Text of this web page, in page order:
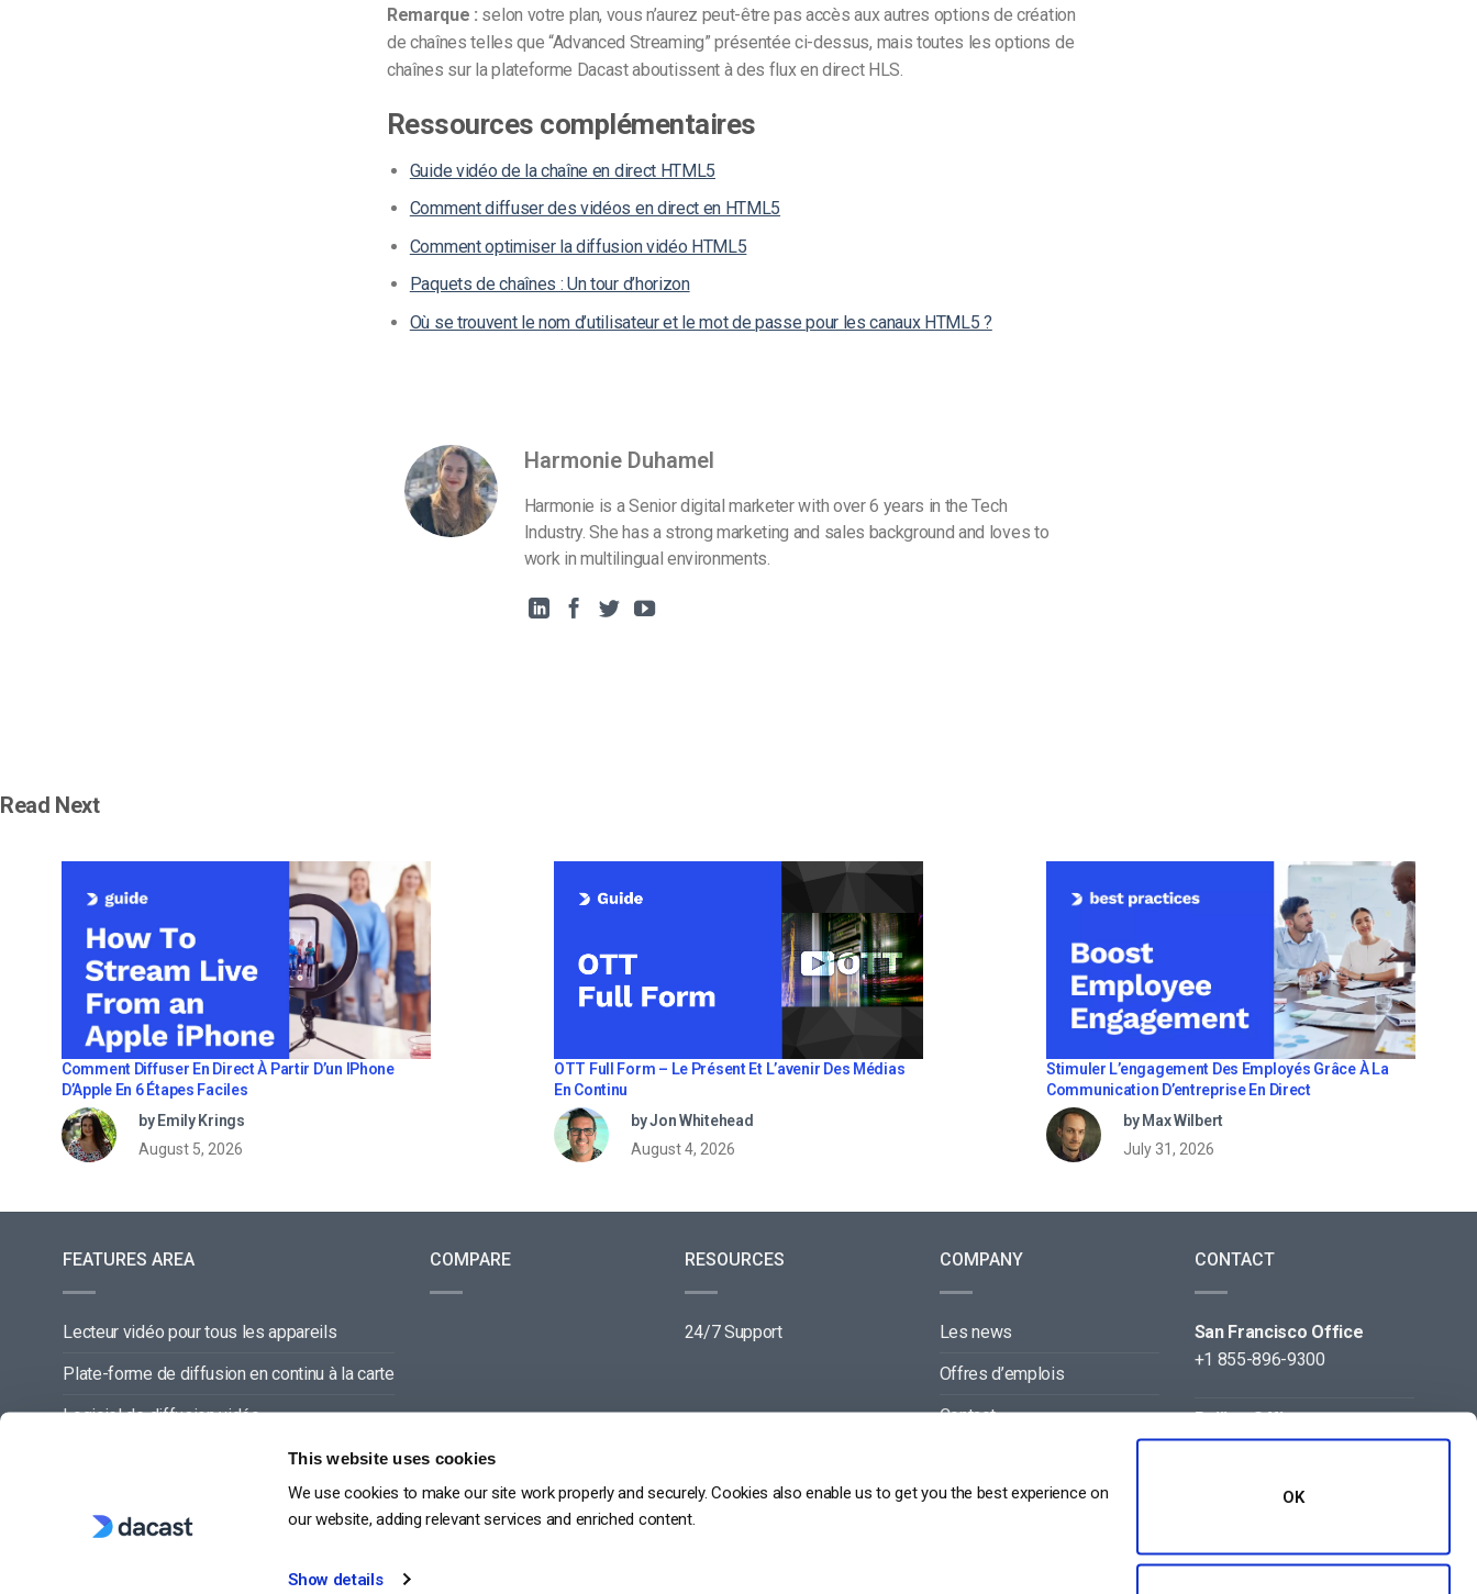
This website uses cookies
We use cookies to make our site work properly and securely. Cookies also enable us to get you the best experience on
our website, adding relevant services and enriched content.
Show details
OK
Remarque : selon votre plan, vous n’aurez peut-être pas accès aux autres options de création
de chaînes telles que “Advanced Streaming” présentée ci-dessus, mais toutes les options de
chaînes sur la plateforme Dacast aboutissent à des flux en direct HLS.
Ressources complémentaires
Guide vidéo de la chaîne en direct HTML5
Comment diffuser des vidéos en direct en HTML5
Comment optimiser la diffusion vidéo HTML5
Paquets de chaînes : Un tour d’horizon
Où se trouvent le nom d’utilisateur et le mot de passe pour les canaux HTML5 ?
Harmonie Duhamel
Harmonie is a Senior digital marketer with over 6 years in the Tech
Industry. She has a strong marketing and sales background and loves to
work in multilingual environments.
Read Next
Comment Diffuser En Direct À Partir D’un IPhone
D’Apple En 6 Étapes Faciles
by Emily Krings
August 5, 2026
OTT Full Form – Le Présent Et L’avenir Des Médias
En Continu
by Jon Whitehead
August 4, 2026
Stimuler L’engagement Des Employés Grâce À La
Communication D’entreprise En Direct
by Max Wilbert
July 31, 2026
FEATURES AREA
Lecteur vidéo pour tous les appareils
Plate-forme de diffusion en continu à la carte
Logiciel de diffusion vidéo
COMPARE RESOURCES
24/7 Support
COMPANY
Les news
Offres d’emplois
Contact
CONTACT
San Francisco Office
+1 855-896-9300
Beijing Office
+86 105-123-5043